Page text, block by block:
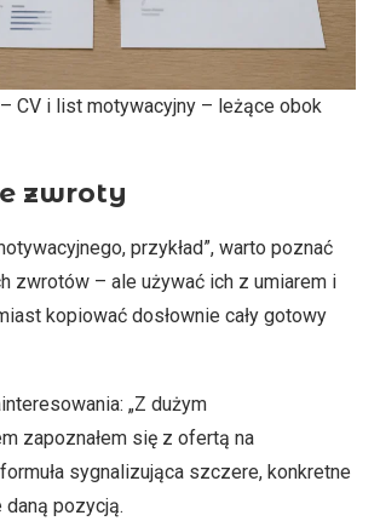
CV i list motywacyjny – leżące obok
zwroty
przykład”, warto poznać
zwrotów – ale używać ich z umiarem i
kopiować dosłownie cały gotowy
„Z dużym
zapoznałem się z ofertą na
sygnalizująca szczere, konkretne
pozycją.